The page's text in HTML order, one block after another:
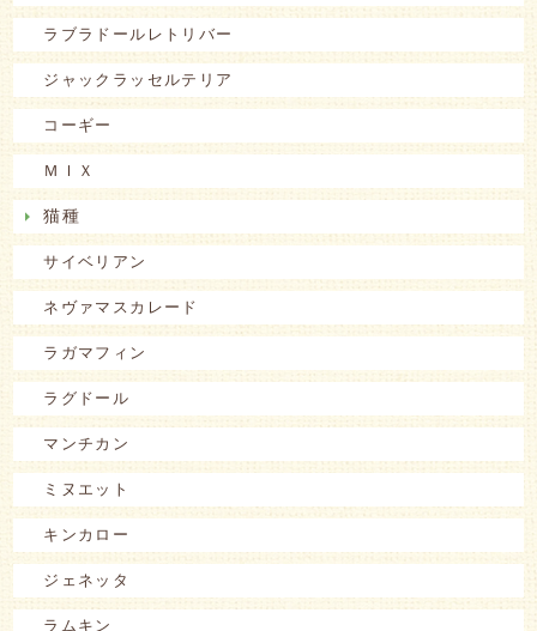
ラブラドールレトリバー
ジャックラッセルテリア
コーギー
ＭＩＸ
猫種
サイベリアン
ネヴァマスカレード
ラガマフィン
ラグドール
マンチカン
ミヌエット
キンカロー
ジェネッタ
ラムキン